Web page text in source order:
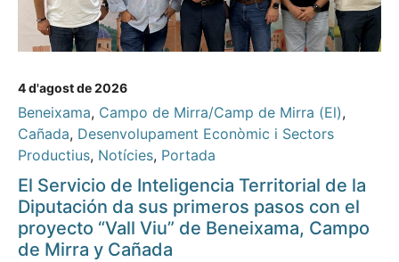
4 d'agost de 2026
Beneixama, Campo de Mirra/Camp de Mirra (El),
Cañada, Desenvolupament Econòmic i Sectors
Productius, Notícies, Portada
El Servicio de Inteligencia Territorial de la
Diputación da sus primeros pasos con el
proyecto “Vall Viu” de Beneixama, Campo
de Mirra y Cañada